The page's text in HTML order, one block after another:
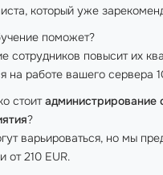
который уже
поможет?
сотрудников повысит их
на работе вашего сервера
стоитадминистрирование
?
варьироваться, но мы
от 210 EUR.